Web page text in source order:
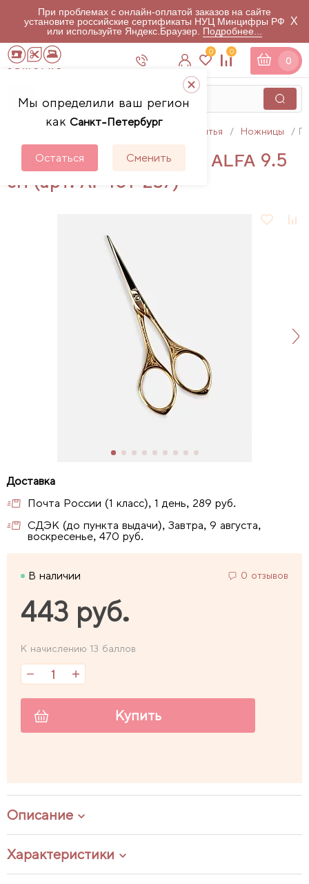
При проблемах с онлайн-оплатой заказов на сайте
установите российские сертификаты НУЦ Минцифры РФ
или используйте Яндекс.Браузер. Подробнее...
X
Мы определили ваш регион
как Санкт-Петербург
Остаться Сменить
0 0
0
Аксессуары для шитья Ножницы
Портновские ножницы ALFA 9.5
см (арт. AF 101-237)
Почта России (1 класс), 1 день, 289 руб.
СДЭК (до пункта выдачи), Завтра, 9 августа,
воскресенье, 470 руб.
В наличии 0 отзывов
443 руб.
К начислению 13 баллов
Купить
Описание
Характеристики